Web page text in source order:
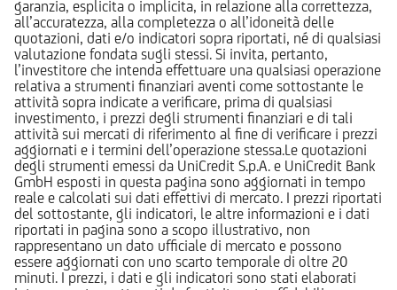
garanzia, esplicita o implicita, in relazione alla correttezza,
all’accuratezza, alla completezza o all’idoneità delle
quotazioni, dati e/o indicatori sopra riportati, né di qualsiasi
valutazione fondata sugli stessi. Si invita, pertanto,
l’investitore che intenda effettuare una qualsiasi operazione
relativa a strumenti finanziari aventi come sottostante le
attività sopra indicate a verificare, prima di qualsiasi
investimento, i prezzi degli strumenti finanziari e di tali
attività sui mercati di riferimento al fine di verificare i prezzi
aggiornati e i termini dell’operazione stessa.Le quotazioni
degli strumenti emessi da UniCredit S.p.A. e UniCredit Bank
GmbH esposti in questa pagina sono aggiornati in tempo
reale e calcolati sui dati effettivi di mercato. I prezzi riportati
del sottostante, gli indicatori, le altre informazioni e i dati
riportati in pagina sono a scopo illustrativo, non
rappresentano un dato ufficiale di mercato e possono
essere aggiornati con uno scarto temporale di oltre 20
minuti. I prezzi, i dati e gli indicatori sono stati elaborati